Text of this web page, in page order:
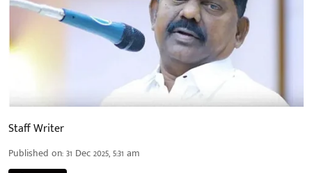
Staff Writer
Published on:31 Dec 2025, 5:31 am